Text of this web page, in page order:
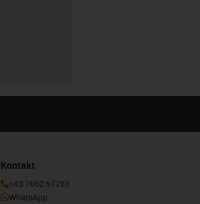
Kontakt
+43 7662 57763
WhatsApp